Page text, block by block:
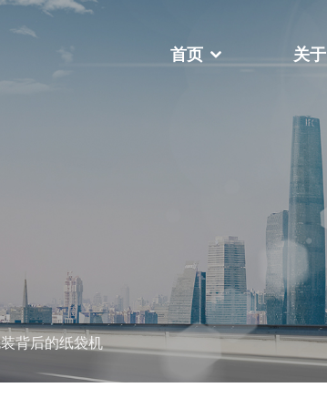
首页 关于
多年来，我们一直致力于帮助客户在瞬息
万变的世界中提高竞争力、成本效益和生
了解更多
自动束带机高台式
背后的纸袋机